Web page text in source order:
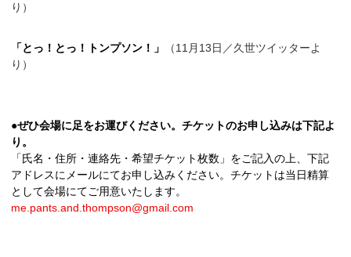
り）
「とっ！とっ！トンプソン！」
（11月13日／久世ツイッターよ
り）
●ぜひ会場に足をお運びください。チケットのお申し込みは下記よ
り。
「氏名・住所・連絡先・希望チケット枚数」をご記入の上、下記
アドレスにメールにてお申し込みください。チケットは当日精算
として会場にてご用意いたします。
me.pants.and.thompson@gmail.com